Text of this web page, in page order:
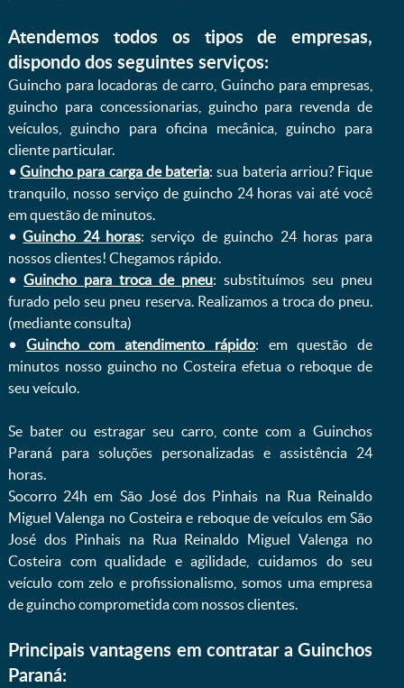
Atendemos todos os tipos de empresas,
dispondo dos seguintes serviços:
Guincho para locadoras de carro, Guincho para empresas,
guincho para concessionarias, guincho para revenda de
veículos, guincho para oficina mecânica, guincho para
cliente particular.
•Guincho para carga de bateria: sua bateria arriou? Fique
tranquilo, nosso serviço de guincho 24 horas vai até você
em questão de minutos.
•Guincho 24 horas: serviço de guincho 24 horas para
nossos clientes! Chegamos rápido.
• Guincho para troca de pneu: substituímos seu pneu
furado pelo seu pneu reserva. Realizamos a troca do pneu.
(mediante consulta)
• Guincho com atendimento rápido: em questão de
minutos nosso guincho no Costeira efetua o reboque de
seu veículo.
Se bater ou estragar seu carro, conte com a Guinchos
Paraná para soluções personalizadas e assistência 24
horas.
Socorro 24h em São José dos Pinhais na Rua Reinaldo
Miguel Valenga no Costeira e reboque de veículos em São
José dos Pinhais na Rua Reinaldo Miguel Valenga no
Costeira com qualidade e agilidade, cuidamos do seu
veículo com zelo e profissionalismo, somos uma empresa
de guincho comprometida com nossos clientes.
Principais vantagens em contratar a Guinchos
Paraná: